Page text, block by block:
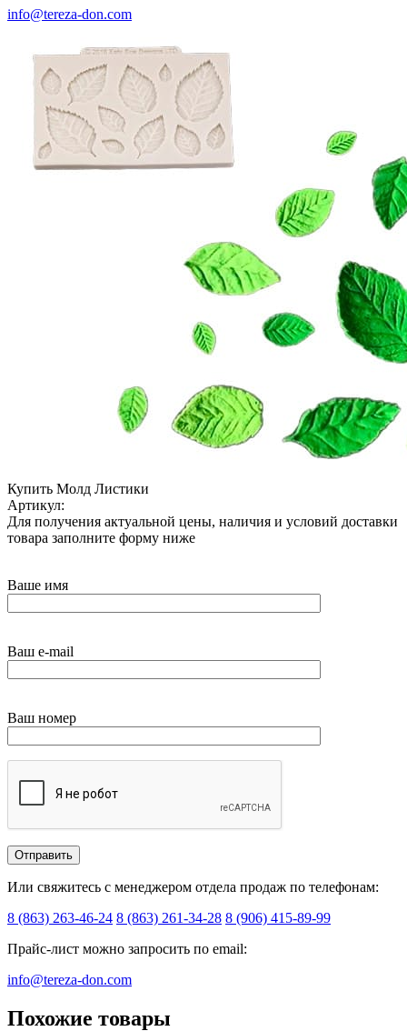
info@tereza-don.com
Купить Молд Листики
Артикул:
Для получения актуальной цены, наличия и условий доставки
товара заполните форму ниже
Ваше имя
Ваш e-mail
Ваш номер
Или свяжитесь с менеджером отдела продаж по телефонам:
8 (863) 263-46-24 8 (863) 261-34-28 8 (906) 415-89-99
Прайс-лист можно запросить по email:
info@tereza-don.com
Похожие товары